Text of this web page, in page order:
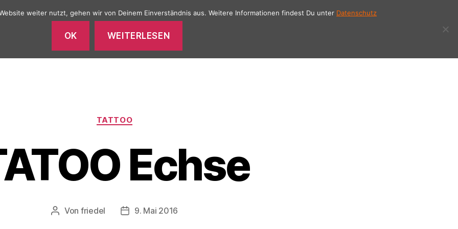
TATTOO TATTOO GALERIE
Kategorien
TATTOO
Echse
Beitragsautor
Von friedel Veröffentlichungsdatum
9. Mai 2016
weiter nutzt, gehen wir von Deinem Einverständnis aus. Weitere Informationen findest Du unter Datenschutz
OK WEITERLESEN